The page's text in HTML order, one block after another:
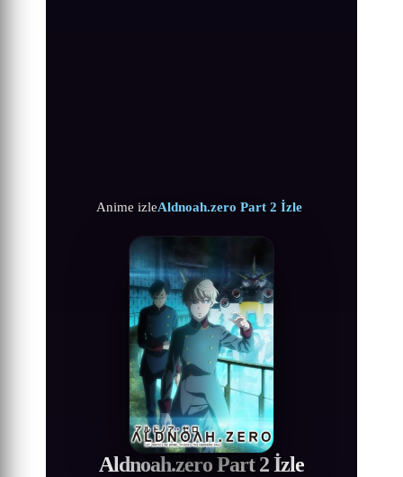
Anime izleAldnoah.zero Part 2 İzle
Aldnoah.zero Part 2 İzle